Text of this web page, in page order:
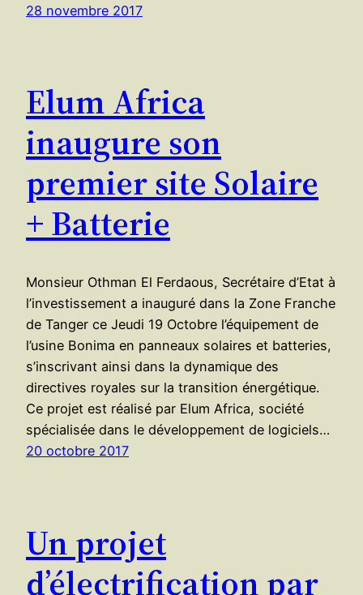
28 novembre 2017
Elum Africa
inaugure son
premier site Solaire
+ Batterie
Monsieur Othman El Ferdaous, Secrétaire d’Etat à
l’investissement a inauguré dans la Zone Franche
de Tanger ce Jeudi 19 Octobre l’équipement de
l’usine Bonima en panneaux solaires et batteries,
s’inscrivant ainsi dans la dynamique des
directives royales sur la transition énergétique.
Ce projet est réalisé par Elum Africa, société
spécialisée dans le développement de logiciels…
20 octobre 2017
Un projet
d’électrification par